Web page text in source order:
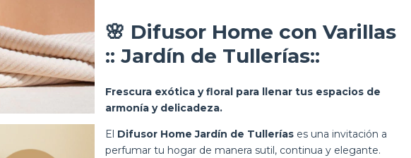
🌸 Difusor Home con Varillas
:: Jardín de Tullerías::
Frescura exótica y floral para llenar tus espacios de
armonía y delicadeza.
El Difusor Home Jardín de Tullerías es una invitación a
perfumar tu hogar de manera sutil, continua y elegante.